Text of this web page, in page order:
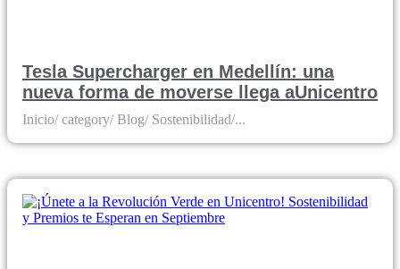
Tesla Supercharger en Medellín: una
nueva forma de moverse llega aUnicentro
Inicio/ category/ Blog/ Sostenibilidad/...